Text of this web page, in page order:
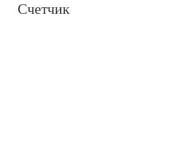
Счетчик